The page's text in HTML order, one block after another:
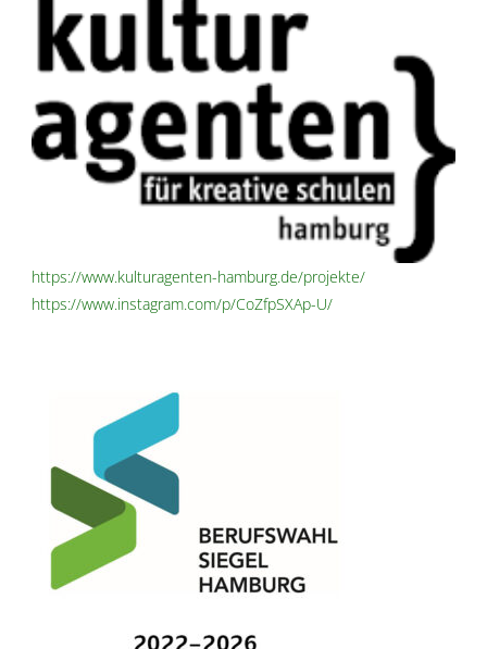
https://www.kulturagenten-hamburg.de/projekte/
https://www.instagram.com/p/CoZfpSXAp-U/